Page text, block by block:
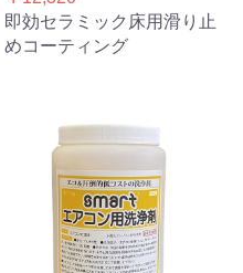
即効セラミック床用滑り止
めコーティング